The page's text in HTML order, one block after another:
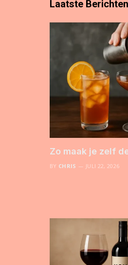
Laatste Berichten
Zo maak je zelf
BY CHRIS JULI 22, 2026